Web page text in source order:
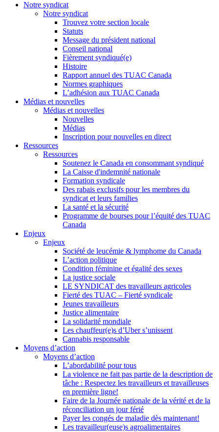
Notre syndicat
Notre syndicat
Trouvez votre section locale
Statuts
Message du président national
Conseil national
Fièrement syndiqué(e)
Histoire
Rapport annuel des TUAC Canada
Normes graphiques
L’adhésion aux TUAC Canada
Médias et nouvelles
Médias et nouvelles
Nouvelles
Médias
Inscription pour nouvelles en direct
Ressources
Ressources
Soutenez le Canada en consommant syndiqué
La Caisse d'indemnité nationale
Formation syndicale
Des rabais exclusifs pour les membres du
syndicat et leurs families
La santé et la sécurité
Programme de bourses pour l’équité des TUAC
Canada
Enjeux
Enjeux
Société de leucémie & lymphome du Canada
L’action politique
Condition féminine et égalité des sexes
La justice sociale
LE SYNDICAT des travailleurs agricoles
Fierté des TUAC – Fierté syndicale
Jeunes travailleurs
Justice alimentaire
La solidarité mondiale
Les chauffeur(e)s d’Uber s’unissent
Cannabis responsable
Moyens d’action
Moyens d’action
L’abordabilité pour tous
La violence ne fait pas partie de la description de
tâche : Respectez les travailleurs et travailleuses
en première ligne!
Faire de la Journée nationale de la vérité et de la
réconciliation un jour férié
Payer les congés de maladie dès maintenant!
Les travailleur(euse)s agroalimentaires